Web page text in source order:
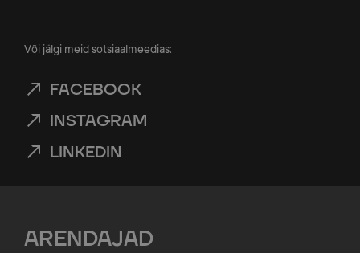
Või jälgi meid sotsiaalmeedias:
FACEBOOK
INSTAGRAM
LINKEDIN
ARENDAJAD